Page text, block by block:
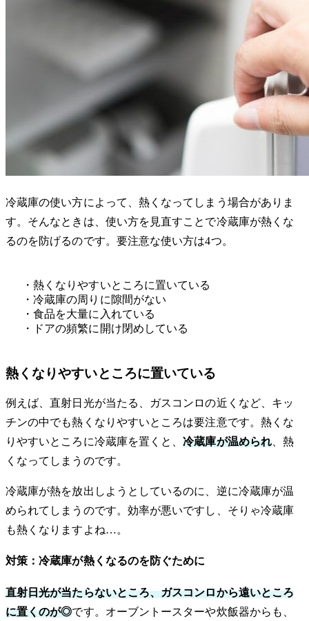
冷蔵庫の使い方によって、熱くなってしまう場合がありま
す。そんなときは、使い方を見直すことで冷蔵庫が熱くな
るのを防げるのです。要注意な使い方は4つ。
・熱くなりやすいところに置いている
・冷蔵庫の周りに隙間がない
・食品を大量に入れている
・ドアの頻繁に開け閉めしている
熱くなりやすいところに置いている
例えば、直射日光が当たる、ガスコンロの近くなど、キッ
チンの中でも熱くなりやすいところは要注意です。熱くな
りやすいところに冷蔵庫を置くと、冷蔵庫が温められ、熱
くなってしまうのです。
冷蔵庫が熱を放出しようとしているのに、逆に冷蔵庫が温
められてしまうのです。効率が悪いですし、そりゃ冷蔵庫
も熱くなりますよね…。
対策：冷蔵庫が熱くなるのを防ぐために
直射日光が当たらないところ、ガスコンロから遠いところ
に置くのが◎です。オーブントースターや炊飯器からも、